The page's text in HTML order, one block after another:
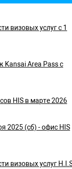
визовых услуг с 1
Kansai Area Pass с
HIS в марте 2026
2025 (сб) - офис HIS
визовых услуг